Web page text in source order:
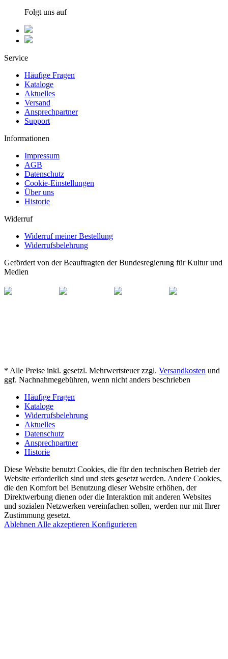
Folgt uns auf
Service
Häufige Fragen
Kataloge
Aktuelles
Versand
Ansprechpartner
Support
Informationen
Impressum
AGB
Datenschutz
Cookie-Einstellungen
Über uns
Historie
Widerruf
Widerruf meiner Bestellung
Widerrufsbelehrung
Gefördert von der Beauftragten der Bundesregierung für Kultur und
Medien
* Alle Preise inkl. gesetzl. Mehrwertsteuer zzgl. Versandkosten und
ggf. Nachnahmegebühren, wenn nicht anders beschrieben
Häufige Fragen
Kataloge
Widerrufsbelehrung
Aktuelles
Datenschutz
Ansprechpartner
Historie
Diese Website benutzt Cookies, die für den technischen Betrieb der
Website erforderlich sind und stets gesetzt werden. Andere Cookies,
die den Komfort bei Benutzung dieser Website erhöhen, der
Direktwerbung dienen oder die Interaktion mit anderen Websites
und sozialen Netzwerken vereinfachen sollen, werden nur mit Ihrer
Zustimmung gesetzt.
Ablehnen Alle akzeptieren Konfigurieren